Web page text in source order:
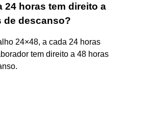
24 horas tem direito a
de descanso?
24×48, a cada 24 horas
tem direito a 48 horas